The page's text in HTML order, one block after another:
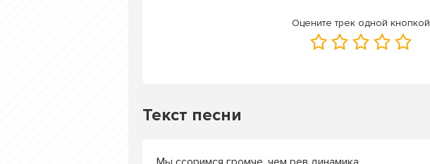
Оцените трек одной кнопкой
Текст песни